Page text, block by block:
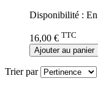
Disponibilité :
16,00 € TTC
Ajouter au panier
Trier par